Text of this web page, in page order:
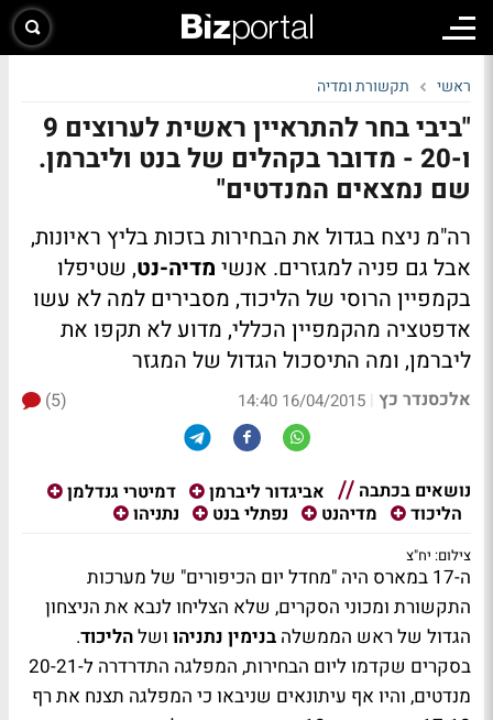
ראשי תקשורת ומדיה
"ביבי בחר להתראיין ראשית לערוצים 9
ו-20 - מדובר בקהלים של בנט וליברמן.
שם נמצאים המנדטים"
רה"מ ניצח בגדול את הבחירות בזכות בליץ ראיונות,
אבל גם פניה למגזרים. אנשי מדיה-נט, שטיפלו
בקמפיין הרוסי של הליכוד, מסבירים למה לא עשו
אדפטציה מהקמפיין הכללי, מדוע לא תקפו את
ליברמן, ומה התיסכול הגדול של המגזר
אלכסנדר כץ |
16/04/2015 14:40
(5)
נושאים בכתבה אביגדור ליברמן
דמיטרי גנדלמן
הליכוד
מדיהנט נפתלי בנט נתניהו
צילום: יח"צ
ה-17 במארס היה "מחדל יום הכיפורים" של מערכות
התקשורת ומכוני הסקרים, שלא הצליחו לנבא את הניצחון
הגדול של ראש הממשלה בנימין נתניהו ושלהליכוד.
בסקרים שקדמו ליום הבחירות, המפלגה התדרדרה ל-20-21
מנדטים, והיו אף עיתונאים שניבאו כי המפלגה תצנח את רף